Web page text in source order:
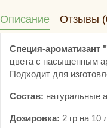
Описание Отзывы
Специя-
цвета с насыщенным
Подходит для
Состав: натуральные
Дозировка: 2 гр на 10